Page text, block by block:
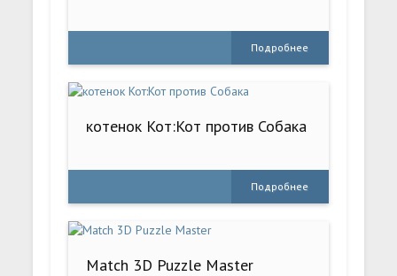
Подробнее
котенок Кот:Кот против Собака
Подробнее
Match 3D Puzzle Master